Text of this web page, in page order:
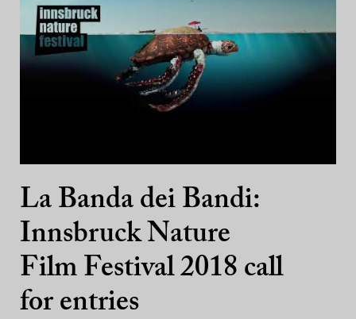
La Banda dei Bandi:
Innsbruck Nature
Film Festival 2018 call
for entries